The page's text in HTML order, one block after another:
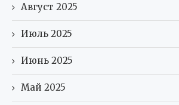
Август 2025
Июль 2025
Июнь 2025
Май 2025